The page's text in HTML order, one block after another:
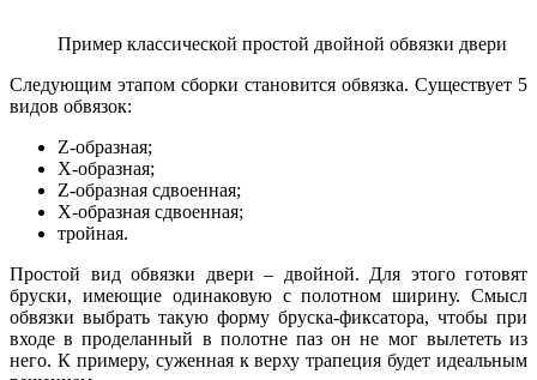
Пример классической простой двойной обвязки двери
Следующим этапом сборки становится обвязка. Существует 5
видов обвязок:
Z-образная;
Х-образная;
Z-образная сдвоенная;
Х-образная сдвоенная;
тройная.
Простой вид обвязки двери – двойной. Для этого готовят
бруски, имеющие одинаковую с полотном ширину. Смысл
обвязки выбрать такую форму бруска-фиксатора, чтобы при
входе в проделанный в полотне паз он не мог вылететь из
него. К примеру, суженная к верху трапеция будет идеальным